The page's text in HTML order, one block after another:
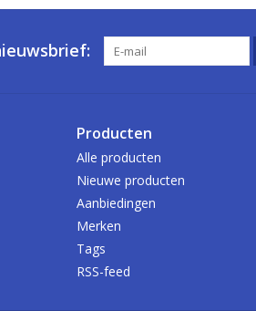
Producten
Alle producten
Nieuwe producten
Aanbiedingen
Merken
Tags
RSS-feed